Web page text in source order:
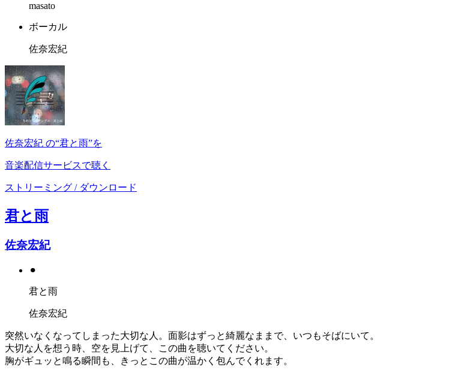
masato
ボーカル
佐奈宏紀
佐奈宏紀 の“君と雨”を
音楽配信サービスで聴く
ストリーミング / ダウンロード
君と雨
佐奈宏紀
⚫︎
君と雨
佐奈宏紀
突然いなくなってしまった大切な人。面影はずっと綺麗なままで、いつもそばにいて。
大切な人を想う時、空を見上げて、この曲を聴いてください。
胸がギュッと鳴る瞬間も、きっとこの曲が温かく包んでくれます。